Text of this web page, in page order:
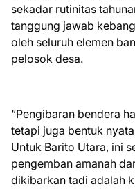
sekadar rutinitas
tanggung jawab
oleh seluruh elemen
pelosok desa.
“Pengibaran bendera
tetapi juga bentuk
Untuk Barito Utara, ini
pengemban amanah
dikibarkan tadi adalah